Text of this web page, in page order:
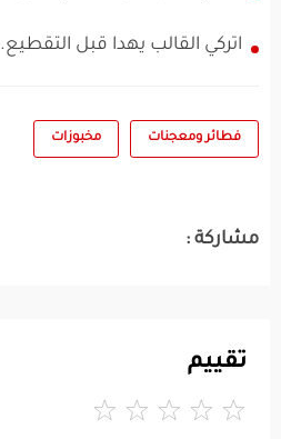
اتركي القالب يهدا قبل التقطيع.
فطائر ومعجنات مخبوزات
مشاركة :
تقييم